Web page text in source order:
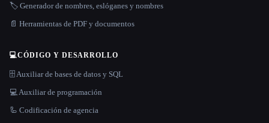
🏷️ Generador de nombres, eslóganes y nombres
📄 Herramientas de PDF y documentos
💻CÓDIGO Y DESARROLLO
🗄️ Auxiliar de bases de datos y SQL
💻 Auxiliar de programación
🦾 Codificación de agencia